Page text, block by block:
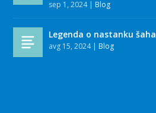
sep 1, 2024| Blog
Legenda o nastanku šaha
avg 15, 2024| Blog